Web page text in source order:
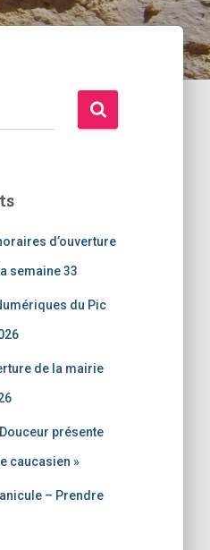
d’ouverture
semaine 33
du Pic
de la mairie
présente
caucasien »
– Prendre